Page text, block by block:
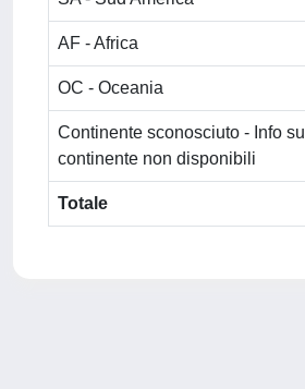
AF - Africa
OC - Oceania
Continente sconosciuto - Info sul
continente non disponibili
Totale